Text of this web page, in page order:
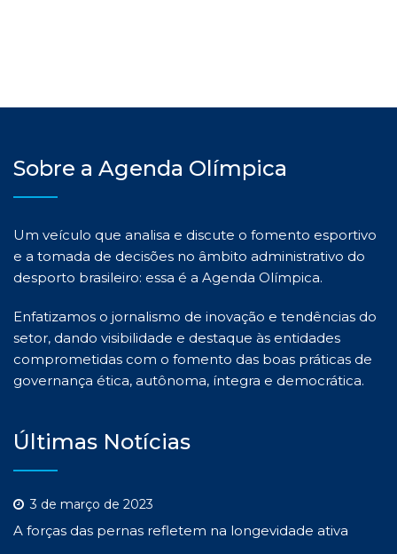
Sobre a Agenda Olímpica
Um veículo que analisa e discute o fomento esportivo
e a tomada de decisões no âmbito administrativo do
desporto brasileiro: essa é a Agenda Olímpica.
Enfatizamos o jornalismo de inovação e tendências do
setor, dando visibilidade e destaque às entidades
comprometidas com o fomento das boas práticas de
governança ética, autônoma, íntegra e democrática.
Últimas Notícias
3 de março de 2023
A forças das pernas refletem na longevidade ativa